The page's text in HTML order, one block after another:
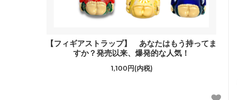
【フィギアストラップ】 あなたはもう持ってま
すか？発売以来、爆発的な人気！
1,100円(内税)